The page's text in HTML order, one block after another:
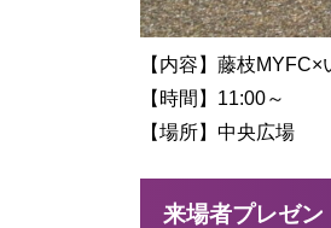
【内容】藤枝
【時間】11:00～
【場所】中央広場
来場者プレゼン